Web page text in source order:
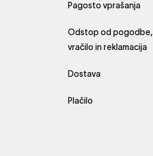
Pagosto vprašanja
Odstop od pogodbe,
vračilo in reklamacija
Dostava
Plačilo